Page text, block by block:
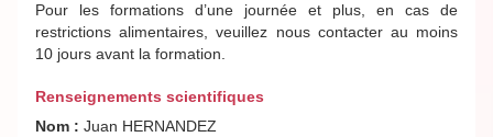
Pour les formations d’une journée et plus, en cas de
restrictions alimentaires, veuillez nous contacter au moins
10 jours avant la formation.
Renseignements scientifiques
Nom : Juan HERNANDEZ